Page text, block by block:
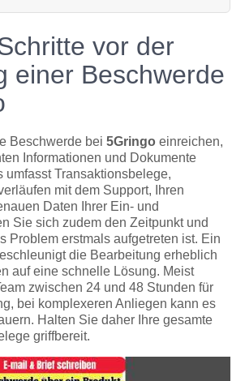
vor der
einer Beschwerde
Beschwerde bei5Gringo einreichen,
Informationen und Dokumente
umfasst Transaktionsbelege,
mit dem Support, Ihren
Daten Ihrer Ein- und
Sie sich zudem den Zeitpunkt und
Problem erstmals aufgetreten ist. Ein
die Bearbeitung erheblich
auf eine schnelle Lösung. Meist
zwischen 24 und 48 Stunden für
bei komplexeren Anliegen kann es
Halten Sie daher Ihre gesamte
griffbereit.